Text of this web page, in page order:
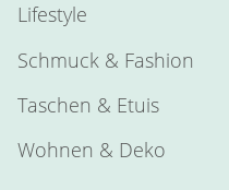
Lifestyle
Schmuck & Fashion
Taschen & Etuis
Wohnen & Deko